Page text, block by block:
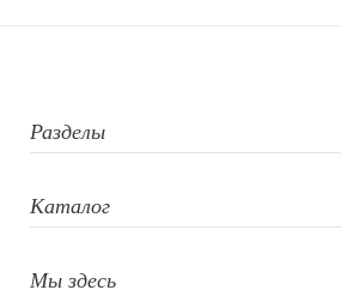
Домашний текстиль
Разделы
Каталог
Мы здесь